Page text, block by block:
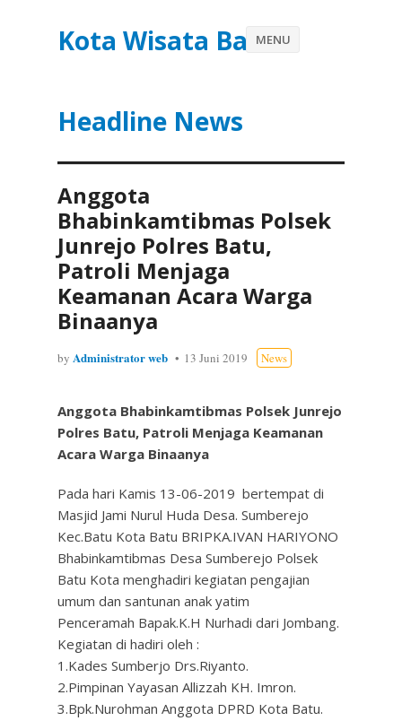
Kota Wisata Batu
Headline News
MENU
Anggota
Bhabinkamtibmas Polsek
Junrejo Polres Batu,
Patroli Menjaga
Keamanan Acara Warga
Binaanya
by Administrator web 13 Juni 2019 News
Anggota Bhabinkamtibmas Polsek Junrejo
Polres Batu, Patroli Menjaga Keamanan
Acara Warga Binaanya
Pada hari Kamis 13-06-2019 bertempat di
Masjid Jami Nurul Huda Desa. Sumberejo
Kec.Batu Kota Batu BRIPKA.IVAN HARIYONO
Bhabinkamtibmas Desa Sumberejo Polsek
Batu Kota menghadiri kegiatan pengajian
umum dan santunan anak yatim
Penceramah Bapak.K.H Nurhadi dari Jombang.
Kegiatan di hadiri oleh :
1.Kades Sumberjo Drs.Riyanto.
2.Pimpinan Yayasan Allizzah KH. Imron.
3.Bpk.Nurohman Anggota DPRD Kota Batu.